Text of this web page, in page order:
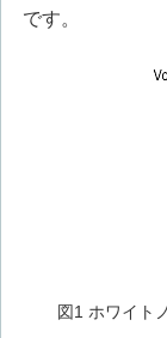
です。
図1 ホワイト